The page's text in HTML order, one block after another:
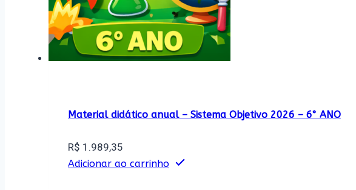
Material didático anual – Sistema Objetivo 2026 – 6° ANO
R$ 1.989,35
Adicionar ao carrinho